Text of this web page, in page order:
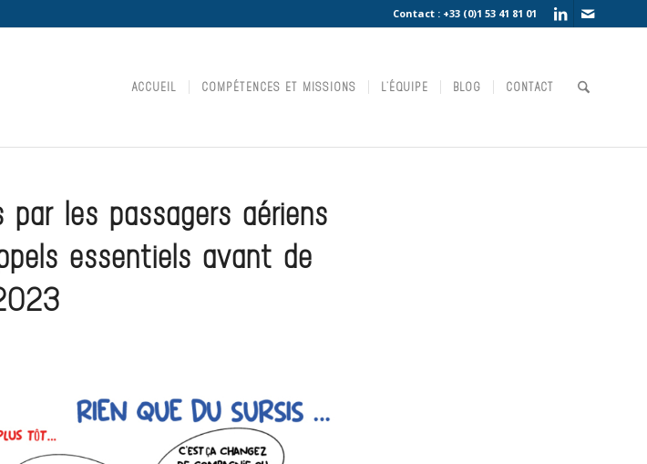
Contact : +33 (0)1 53 41 81 01
ACCUEIL COMPÉTENCES ET MISSIONS L’ÉQUIPE BLOG CONTACT
les passagers aériens
essentiels avant de